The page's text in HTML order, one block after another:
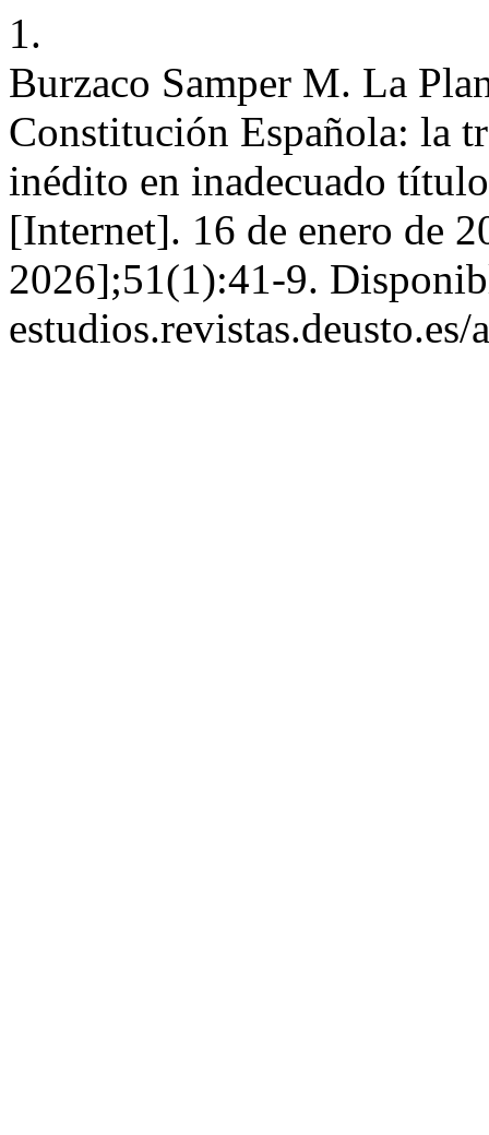
1.
Burzaco Samper M. La
Constitución Española: la
inédito en inadecuado
[Internet]. 16 de enero de
2026];51(1):41-9.